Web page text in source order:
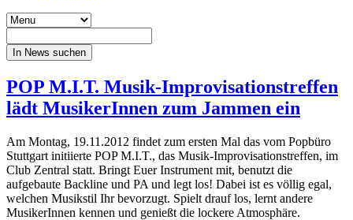
In News suchen
POP M.I.T. Musik-Improvisationstreffen
lädt MusikerInnen zum Jammen ein
Am Montag, 19.11.2012 findet zum ersten Mal das vom Popbüro
Stuttgart initiierte POP M.I.T., das Musik-Improvisationstreffen, im
Club Zentral statt. Bringt Euer Instrument mit, benutzt die
aufgebaute Backline und PA und legt los! Dabei ist es völlig egal,
welchen Musikstil Ihr bevorzugt. Spielt drauf los, lernt andere
MusikerInnen kennen und genießt die lockere Atmosphäre.